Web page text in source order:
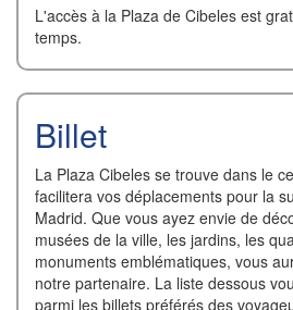
L'accès à la Plaza de Cibeles est
temps.
Billet
La Plaza Cibeles se trouve dans le
facilitera vos déplacements pour la
Madrid. Que vous ayez envie de
musées de la ville, les jardins, les
monuments emblématiques, vous
notre partenaire. La liste dessous
parmi les billets préférés des